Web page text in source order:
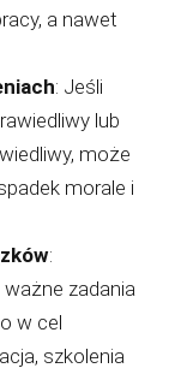
a nawet
: Jeśli
lub
może
morale i
:
zadania
w cel
szkolenia